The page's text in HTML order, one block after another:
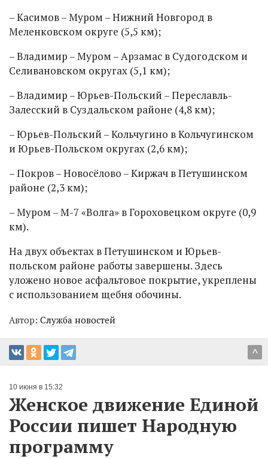
– Касимов – Муром – Нижний Новгород в
Меленковском округе (5,5 км);
– Владимир – Муром – Арзамас в Судогодском и
Селивановском округах (5,1 км);
– Владимир – Юрьев-Польский – Переславль-
Залесский в Суздальском районе (4,8 км);
– Юрьев-Польский – Кольчугино в Кольчугинском
и Юрьев-Польском округах (2,6 км);
– Покров – Новосёлово – Киржач в Петушинском
районе (2,3 км);
– Муром – М-7 «Волга» в Гороховецком округе (0,9
км).
На двух объектах в Петушинском и Юрьев-
польском районе работы завершены. Здесь
уложено новое асфальтовое покрытие, укреплены
с использованием щебня обочины.
Автор: Служба новостей
^
10 июня в 15:32
Женское движение Единой
России пишет Народную
программу